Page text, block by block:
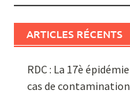
ARTICLES RÉCENTS
RDC : La 17è
cas de